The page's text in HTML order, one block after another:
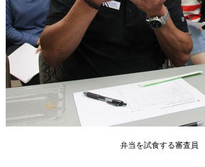
弁当を試食する審査員